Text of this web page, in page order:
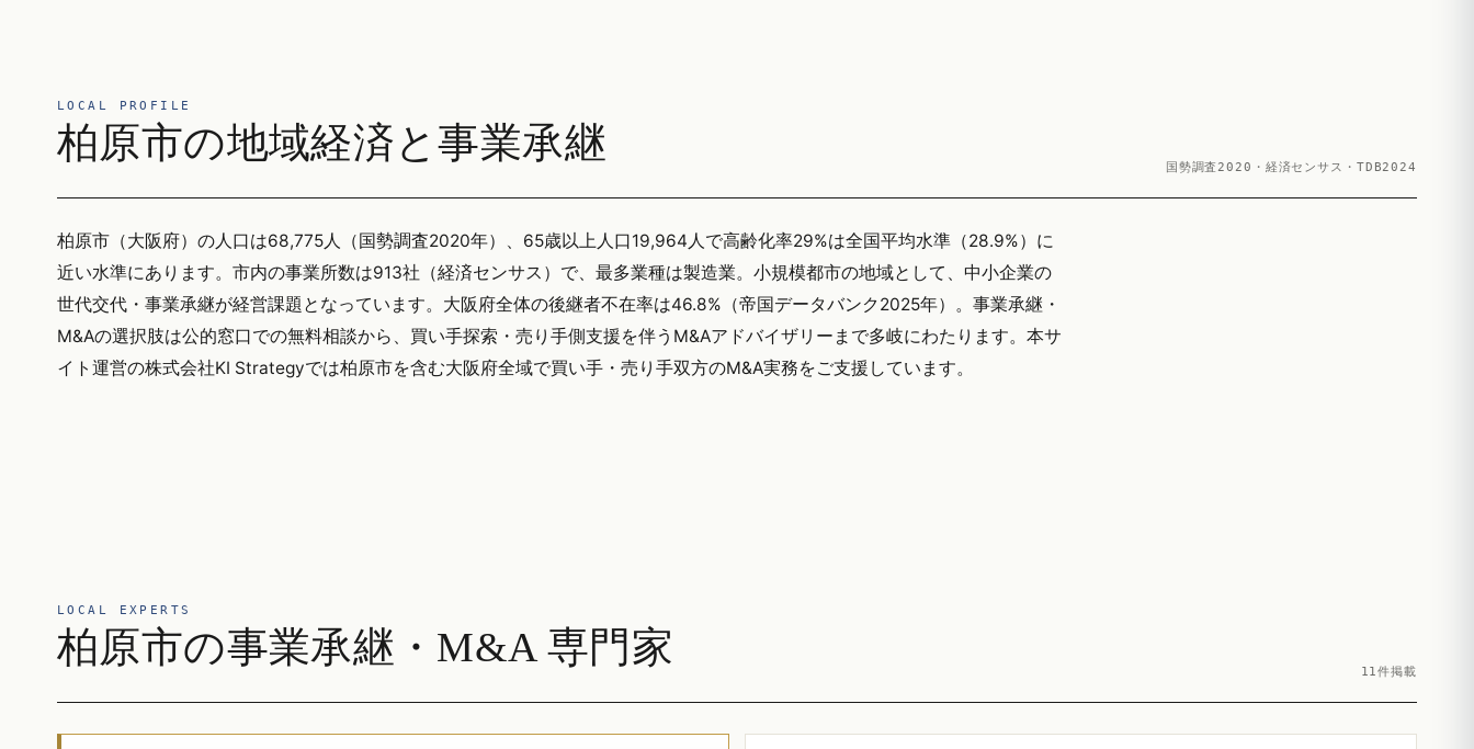
LOCAL PROFILE
柏原市の地域経済と事業承継
国勢調査2020・経済センサス・TDB2024
柏原市（大阪府）の人口は68,775人（国勢調査2020年）、65歳以上人口19,964人で高齢化率29%は全国平均水準（28.9%）に
近い水準にあります。市内の事業所数は913社（経済センサス）で、最多業種は製造業。小規模都市の地域として、中小企業の
世代交代・事業承継が経営課題となっています。大阪府全体の後継者不在率は46.8%（帝国データバンク2025年）。事業承継・
M&Aの選択肢は公的窓口での無料相談から、買い手探索・売り手側支援を伴うM&Aアドバイザリーまで多岐にわたります。本サ
イト運営の株式会社KI Strategyでは柏原市を含む大阪府全域で買い手・売り手双方のM&A実務をご支援しています。
LOCAL EXPERTS
柏原市の事業承継・M&A 専門家
11件掲載